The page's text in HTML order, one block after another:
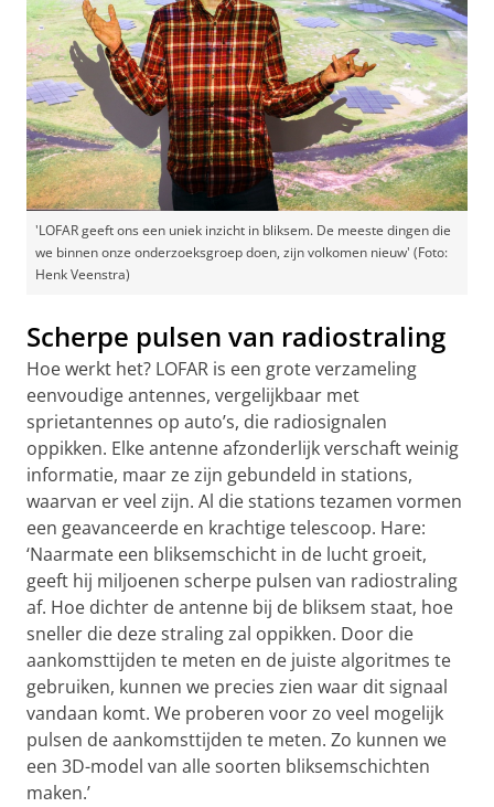
'LOFAR geeft ons een uniek inzicht in bliksem. De meeste dingen die
we binnen onze onderzoeksgroep doen, zijn volkomen nieuw' (Foto:
Henk Veenstra)
Scherpe pulsen van radiostraling
Hoe werkt het? LOFAR is een grote verzameling
eenvoudige antennes, vergelijkbaar met
sprietantennes op auto’s, die radiosignalen
oppikken. Elke antenne afzonderlijk verschaft weinig
informatie, maar ze zijn gebundeld in stations,
waarvan er veel zijn. Al die stations tezamen vormen
een geavanceerde en krachtige telescoop. Hare:
‘Naarmate een bliksemschicht in de lucht groeit,
geeft hij miljoenen scherpe pulsen van radiostraling
af. Hoe dichter de antenne bij de bliksem staat, hoe
sneller die deze straling zal oppikken. Door die
aankomsttijden te meten en de juiste algoritmes te
gebruiken, kunnen we precies zien waar dit signaal
vandaan komt. We proberen voor zo veel mogelijk
pulsen de aankomsttijden te meten. Zo kunnen we
een 3D-model van alle soorten bliksemschichten
maken.’